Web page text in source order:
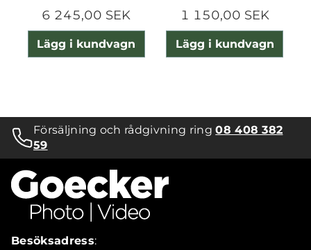
6 245,00 SEK
Lägg i kundvagn
1 150,00 SEK
Lägg i kundvagn
Försäljning och rådgivning ring08 408 382
59
Besöksadress: